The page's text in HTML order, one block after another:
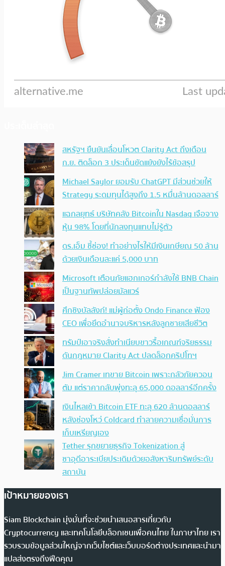
สหรัฐฯ ยืนยันเลื่อนโหวต Clarity Act ถึงเดือน
ก.ย. ติดล็อก 3 ประเด็นขัดแย้งยังไร้ข้อสรุป
Michael Saylor ยอมรับ ChatGPT มีส่วนช่วยให้
Strategy ระดมทุนได้สูงถึง 1.5 หมื่นล้านดอลลาร์
แฉกลยุทธ์ บริษัทคลัง Bitcoinใน Nasdaq เจือจาง
หุ้น 98% โดยที่นักลงทุนแทบไม่รู้ตัว
ดร.เอ็ม ชี้ช่อง! ทำอย่างไรให้มีเงินเกษียณ 50 ล้าน
ด้วยเงินเดือนละแค่ 5,000 บาท
Microsoft เตือนภัยแฮกเกอร์กำลังใช้ BNB Chain
เป็นฐานทัพปล่อยมัลแวร์
ศึกชิงบัลลังก์! แม่ผู้ก่อตั้ง Ondo Finance ฟ้อง
CEO เพื่อยึดอำนาจบริหารหลังลูกชายเสียชีวิต
ทรัมป์เอาจริง สั่งทำเนียบขาวรื้อเกณฑ์จริยธรรม
ดันกฎหมาย Clarity Act ปลดล็อกคริปโทฯ
Jim Cramer เทขาย Bitcoin เพราะกลัวภัยควอน
ตัม แต่ราคากลับพุ่งทะลุ 65,000 ดอลลาร์อีกครั้ง
เงินไหลเข้า Bitcoin ETF ทะลุ 620 ล้านดอลลาร์
หลังช่องโหว่ Coldcard ทำลายความเชื่อมั่นการ
เก็บเหรียญเอง
Tether รุกขยายธุรกิจ Tokenization สู่
ซาอุดีอาระเบียประเดิมด้วยอสังหาริมทรัพย์ระดับ
สถาบัน
เป้าหมายของเรา
Siam Blockchain มุ่งมั่นที่จะช่วยนำเสนอสารเกี่ยวกับ
Cryptocurrency และเทคโนโลยีบล็อกเชนเพื่อคนไทย ในภาษาไทย เรา
รวบรวมข้อมูลส่วนใหญ่จากเว็บไซต์และเว็บบอร์ดต่างประเทศและนำมา
แปลส่งตรงถึงฟีดคุณ